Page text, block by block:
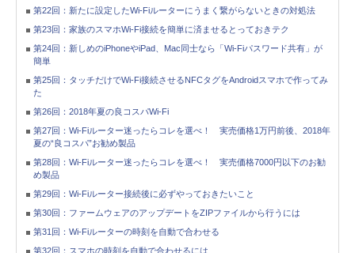
第22回：新たに設定したWi-Fiルーターにうまく繋がらないときの対処法
第23回：家族のスマホWi-Fi接続を簡単に済ませるとっておきテク
第24回：新しめのiPhoneやiPad、Mac同士なら「Wi-Fiパスワード共有」が
簡単
第25回：タッチだけでWi-Fi接続させるNFCタグをAndroidスマホで作ってみ
た
第26回：2018年夏の良コスパWi-Fi
第27回：Wi-Fiルーター迷ったらコレを選べ！ 実売価格1万円前後、2018年
夏の“良コスパ”お勧め製品
第28回：Wi-Fiルーター迷ったらコレを選べ！ 実売価格7000円以下のお勧
め製品
第29回：Wi-Fiルーター接続後に必ずやっておきたいこと
第30回：ファームウェアのアップデートをZIPファイルから行うには
第31回：Wi-Fiルーターの時刻を自動で合わせる
第32回：スマホの時刻を自動で合わせるには